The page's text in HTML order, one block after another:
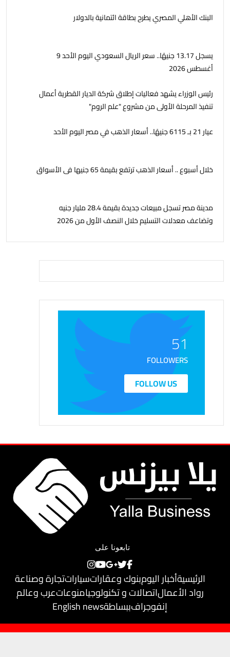
البنك الأهلي المصري يطرح بطاقة ائتمانية بالدولار
يسجل 13.17 جنيهًا.. سعر الريال السعودي اليوم الأحد 9
أغسطس 2026
رئيس الوزراء يشهد فعاليات إطلاق شركة الديار القطرية أعمال
تنفيذ المرحلة الأولى من مشروع "علم الروم"
عيار 21 بـ 6115 جنيهًا.. أسعار الذهب في مصر اليوم الأحد
خلال أسبوع .. أسعار الذهب ترتفع بقيمة 65 جنيها فى الأسواق
مدينة مصر تسجل مبيعات جديدة بقيمة 28.4 مليار جنيه
وتضاعف معدلات التسليم خلال النصف الأول من 2026
51
FOLLOWERS
FOLLOW US
تابعونا على
الرئيسيةأخبار اليومبنوك وعقاراتسياراتتجارة وصناعة
رواد الأعمالاتصالات و تكنولوجيامنوعاتعرب وعالم
إنفوجرافببساطةEnglish news
حقوق النشر محفوظة لـيلا بيزنس© 2018